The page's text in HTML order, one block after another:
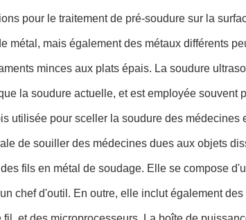
pour le traitement de pré-soudure sur la
métal, mais également des métaux différents
minces aux plats épais. La soudure
la soudure actuelle, et est employée souvent
utilisée pour sceller la soudure des médecines
de souiller des médecines dues aux objets
fils en métal de soudage. Elle se compose
chef d'outil. En outre, elle inclut également